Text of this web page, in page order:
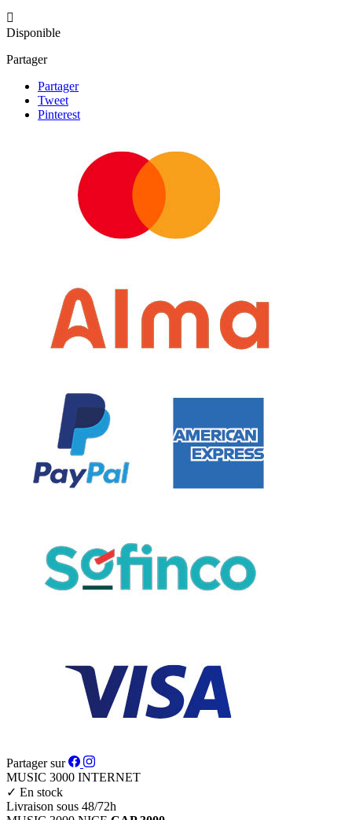

Disponible
Partager
Partager
Tweet
Pinterest
Partager sur
MUSIC 3000 INTERNET
✓ En stock
Livraison sous 48/72h